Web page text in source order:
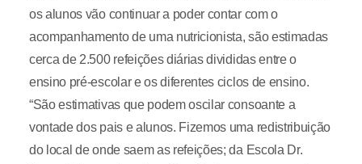
os alunos vão continuar a poder contar com o
acompanhamento de uma nutricionista, são estimadas
cerca de 2.500 refeições diárias divididas entre o
ensino pré-escolar e os diferentes ciclos de ensino.
“São estimativas que podem oscilar consoante a
vontade dos pais e alunos. Fizemos uma redistribuição
do local de onde saem as refeições; da Escola Dr.